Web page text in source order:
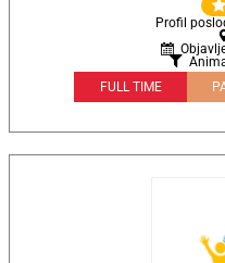
Profil
FULL TIME